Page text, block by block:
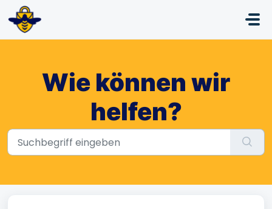
Zum hauptsächlichen Inhalt gehen
Wie können wir
helfen?